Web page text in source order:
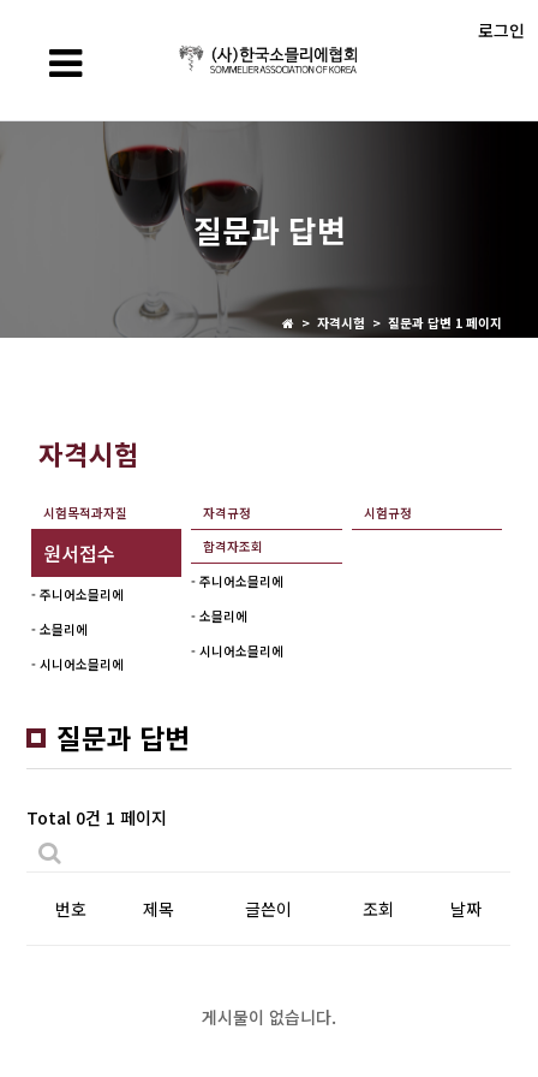
로그인
질문과 답변
> 자격시험 > 질문과 답변 1 페이지
자격시험
시험목적과자질 자격규정 시험규정
원서접수
- 주니어소믈리에
- 소믈리에
- 시니어소믈리에
합격자조회
- 주니어소믈리에
- 소믈리에
- 시니어소믈리에
질문과 답변
Total 0건 1 페이지
번호 제목 글쓴이 조회 날짜
게시물이 없습니다.